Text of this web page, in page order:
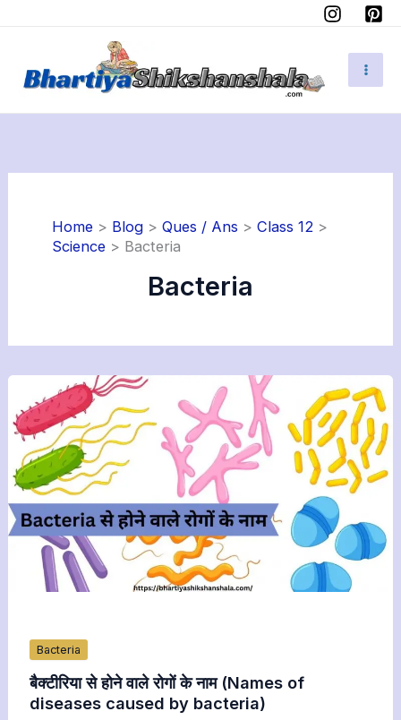
Home Blog Ques / Ans
Class 12
Science
Bacteria
Bacteria
Bacteria
बैक्टीरिया से होने वाले रोगों के नाम (Names of
diseases caused by bacteria)